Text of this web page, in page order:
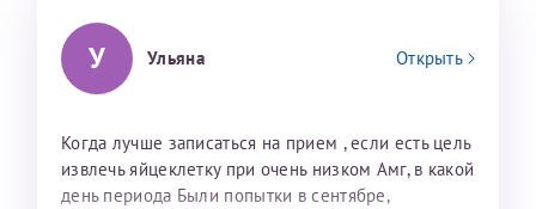
У Ульяна Открыть
Когда лучше записаться на прием , если есть цель
извлечь яйцеклетку при очень низком Амг, в какой
день периода Были попытки в сентябре,